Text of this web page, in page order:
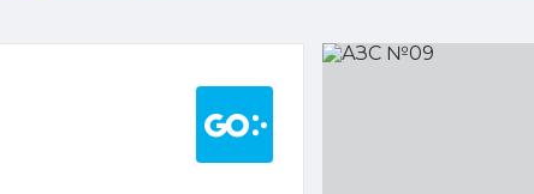
Построить маршрут на Yandex.
АЗС